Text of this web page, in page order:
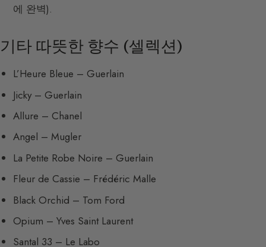
에 완벽).
기타 따뜻한 향수 (셀렉션)
L’Heure Bleue – Guerlain
Jicky – Guerlain
Allure – Chanel
Angel – Mugler
La Petite Robe Noire – Guerlain
Fleur de Cassie – Frédéric Malle
Black Orchid – Tom Ford
Opium – Yves Saint Laurent
Santal 33 – Le Labo